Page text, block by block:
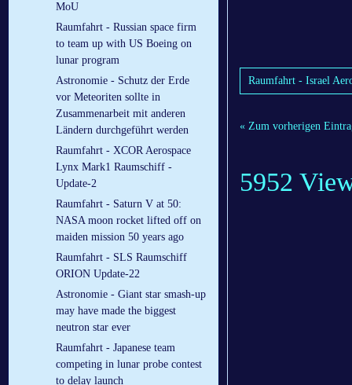
MoU
Raumfahrt - Russian space firm
to team up with US Boeing on
lunar program
Astronomie - Schutz der Erde
vor Meteoriten sollte in
Zusammenarbeit mit anderen
Ländern durchgeführt werden
Raumfahrt - XCOR Aerospace
Lynx Mark1 Raumschiff -
Update-2
Raumfahrt - Saturn V at 50:
NASA moon rocket lifted off on
maiden mission 50 years ago
Raumfahrt - SLS Raumschiff
ORION Update-22
Astronomie - Giant star smash-up
may have made the biggest
neutron star ever
Raumfahrt - Japanese team
competing in lunar probe contest
to delay launch
Raumfahrt - Israel
« Zum vorherigen
5952